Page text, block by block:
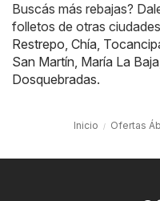
Buscás más rebajas?
folletos de otras
Restrepo, Chía,
San Martín, María La Baja
Dosquebradas.
Inicio Ofertas